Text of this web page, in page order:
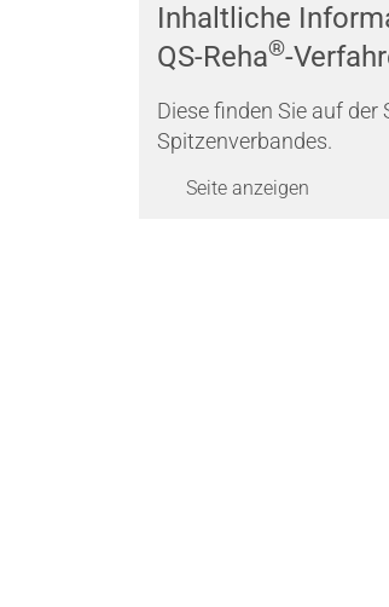
Inhaltliche
QS-Reha®-
Diese finden Sie auf der
Spitzenverbandes.
Seite anzeigen